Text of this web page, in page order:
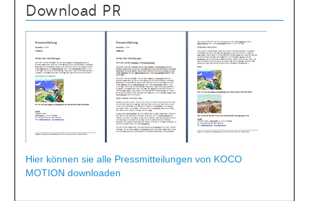
Download PR
Hier können sie alle Pressmitteilungen von KOCO
MOTION downloaden